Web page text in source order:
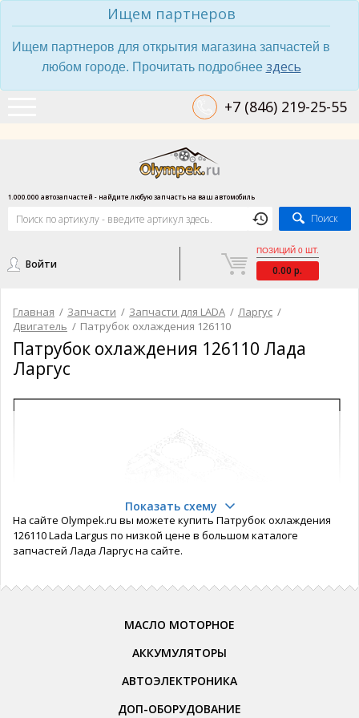
Ищем партнеров
Ищем партнеров для открытия магазина запчастей в
любом городе. Прочитать подробнее здесь
+7 (846) 219-25-55
1.000.000 автозапчастей - найдите любую запчасть на ваш автомобиль
Поиск
Войти
ПОЗИЦИЙ 0 ШТ.
0.00 р.
Главная / Запчасти / Запчасти для LADA / Ларгус /
Двигатель / Патрубок охлаждения 126110
Патрубок охлаждения 126110 Лада
Ларгус
Показать схему
На сайте Olympek.ru вы можете купить Патрубок охлаждения
126110 Lada Largus по низкой цене в большом каталоге
запчастей Лада Ларгус на сайте.
МАСЛО МОТОРНОЕ
АККУМУЛЯТОРЫ
АВТОЭЛЕКТРОНИКА
ДОП-ОБОРУДОВАНИЕ